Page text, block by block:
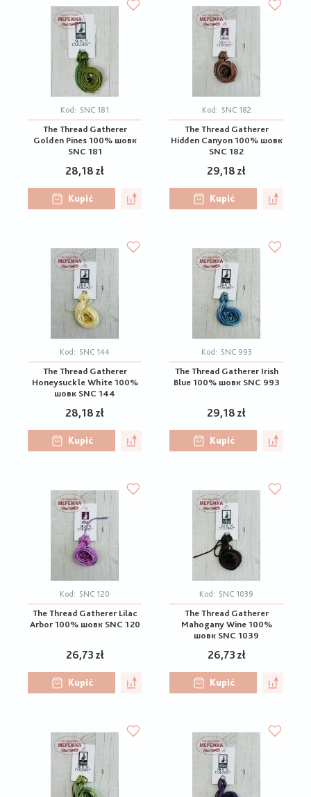
Kod: SNC 181
The Thread Gatherer
Golden Pines 100% шовк
SNC 181
28,18 zł
Kupić
Kod: SNC 182
The Thread Gatherer
Hidden Canyon 100% шовк
SNC 182
29,18 zł
Kupić
Kod: SNC 144
The Thread Gatherer
Honeysuckle White 100%
шовк SNC 144
28,18 zł
Kupić
Kod: SNC 993
The Thread Gatherer Irish
Blue 100% шовк SNC 993
29,18 zł
Kupić
Kod: SNC 120
The Thread Gatherer Lilac
Arbor 100% шовк SNC 120
26,73 zł
Kupić
Kod: SNC 1039
The Thread Gatherer
Mahogany Wine 100%
шовк SNC 1039
26,73 zł
Kupić